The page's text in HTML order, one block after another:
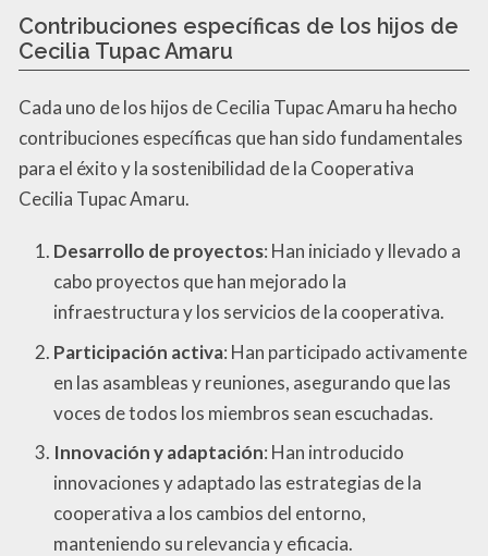
Contribuciones específicas de los hijos de
Cecilia Tupac Amaru
Cada uno de los hijos de Cecilia Tupac Amaru ha hecho
contribuciones específicas que han sido fundamentales
para el éxito y la sostenibilidad de la Cooperativa
Cecilia Tupac Amaru.
Desarrollo de proyectos: Han iniciado y llevado a
cabo proyectos que han mejorado la
infraestructura y los servicios de la cooperativa.
Participación activa: Han participado activamente
en las asambleas y reuniones, asegurando que las
voces de todos los miembros sean escuchadas.
Innovación y adaptación: Han introducido
innovaciones y adaptado las estrategias de la
cooperativa a los cambios del entorno,
manteniendo su relevancia y eficacia.